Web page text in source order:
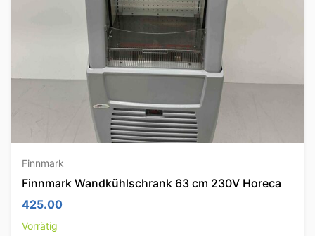
Finnmark
Finnmark Wandkühlschrank 63 cm 230V Horeca
425.00
Vorrätig